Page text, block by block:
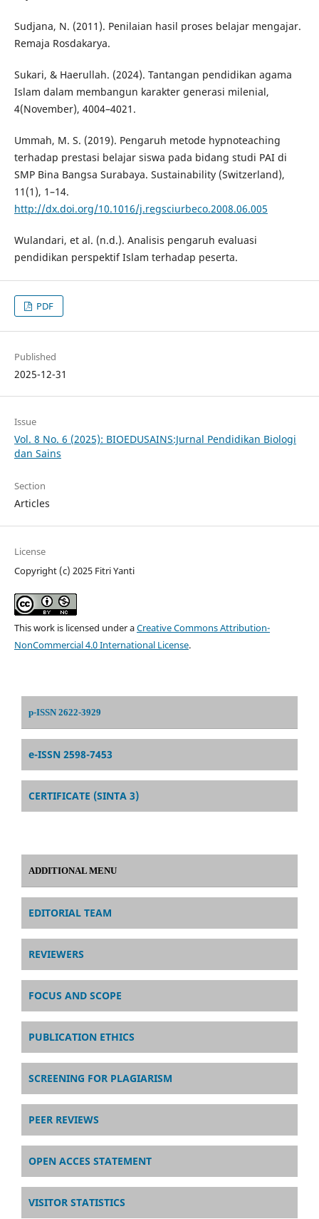
Sudjana, N. (2011). Penilaian hasil proses belajar mengajar.
Remaja Rosdakarya.
Sukari, & Haerullah. (2024). Tantangan pendidikan agama
Islam dalam membangun karakter generasi milenial,
4(November), 4004–4021.
Ummah, M. S. (2019). Pengaruh metode hypnoteaching
terhadap prestasi belajar siswa pada bidang studi PAI di
SMP Bina Bangsa Surabaya. Sustainability (Switzerland),
11(1), 1–14.
http://dx.doi.org/10.1016/j.regsciurbeco.2008.06.005
Wulandari, et al. (n.d.). Analisis pengaruh evaluasi
pendidikan perspektif Islam terhadap peserta.
PDF
Published
2025-12-31
Issue
Vol. 8 No. 6 (2025): BIOEDUSAINS:Jurnal Pendidikan Biologi
dan Sains
Section
Articles
License
Copyright (c) 2025 Fitri Yanti
This work is licensed under aCreative Commons Attribution-
NonCommercial 4.0 International License.
p-ISSN 2622-3929
e-ISSN 2598-7453
CERTIFICATE (SINTA 3)
ADDITIONAL MENU
EDITORIAL TEAM
REVIEWERS
FOCUS AND SCOPE
PUBLICATION ETHICS
SCREENING FOR PLAGIARISM
PEER REVIEWS
OPEN ACCES STATEMENT
VISITOR STATISTICS